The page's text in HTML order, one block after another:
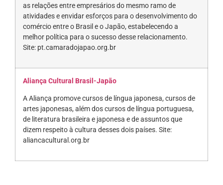
as relações entre empresários do mesmo ramo de
atividades e envidar esforços para o desenvolvimento do
comércio entre o Brasil e o Japão, estabelecendo a
melhor política para o sucesso desse relacionamento.
Site: pt.camaradojapao.org.br
Aliança Cultural Brasil-Japão
A Aliança promove cursos de língua japonesa, cursos de
artes japonesas, além dos cursos de língua portuguesa,
de literatura brasileira e japonesa e de assuntos que
dizem respeito à cultura desses dois países. Site:
aliancacultural.org.br